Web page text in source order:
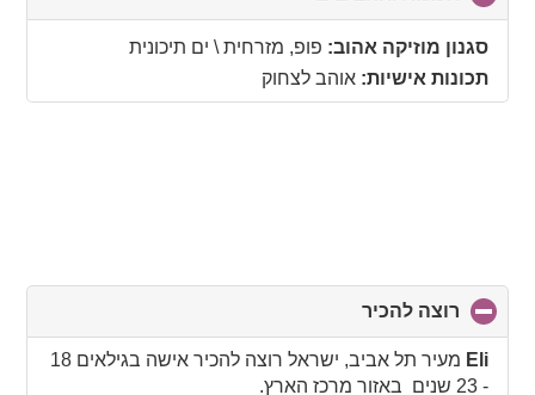
to
collapse
contents
סגנון מוזיקה אהוב: פופ, מזרחית \ ים תיכונית
תכונות אישיות: אוהב לצחוק
רוצה להכיר
to
collapse
contents
Eli
מעיר תל אביב, ישראל רוצה להכיר אישה בגילאים 18
- 23 שנים באזור מרכז הארץ.